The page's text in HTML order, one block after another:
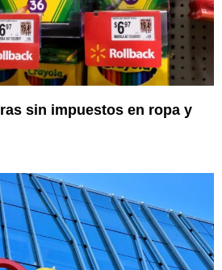
sin impuestos en ropa y